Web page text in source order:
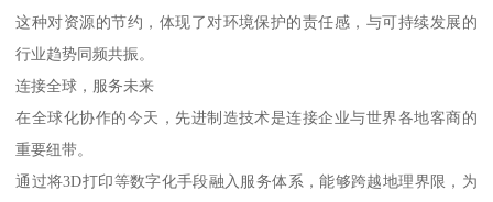
这种对资源的节约，体现了对环境保护的责任感，与可持续发展的
行业趋势同频共振。
连接全球，服务未来
在全球化协作的今天，先进制造技术是连接企业与世界各地客商的
重要纽带。
通过将3D打印等数字化手段融入服务体系，能够跨越地理界限，为